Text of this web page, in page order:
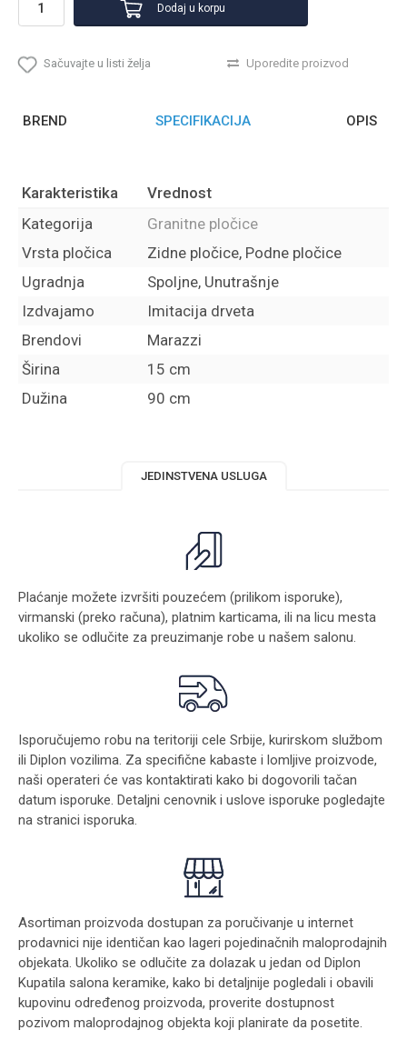
Dodaj u korpu
Sačuvajte u listi želja Uporedite proizvod
BREND SPECIFIKACIJA OPIS
Karakteristika
Vrednost
Kategorija
Granitne pločice
Vrsta pločica
Zidne pločice, Podne pločice
Ugradnja
Spoljne, Unutrašnje
Izdvajamo
Imitacija drveta
Brendovi
Marazzi
Širina
15 cm
Dužina
90 cm
JEDINSTVENA USLUGA
Plaćanje možete izvršiti pouzećem (prilikom isporuke),
virmanski (preko računa), platnim karticama, ili na licu mesta
ukoliko se odlučite za preuzimanje robe u našem salonu.
Isporučujemo robu na teritoriji cele Srbije, kurirskom službom
ili Diplon vozilima. Za specifične kabaste i lomljive proizvode,
naši operateri će vas kontaktirati kako bi dogovorili tačan
datum isporuke. Detaljni cenovnik i uslove isporuke pogledajte
na stranici isporuka.
Asortiman proizvoda dostupan za poručivanje u internet
prodavnici nije identičan kao lageri pojedinačnih maloprodajnih
objekata. Ukoliko se odlučite za dolazak u jedan od Diplon
Kupatila salona keramike, kako bi detaljnije pogledali i obavili
kupovinu određenog proizvoda, proverite dostupnost
pozivom maloprodajnog objekta koji planirate da posetite.